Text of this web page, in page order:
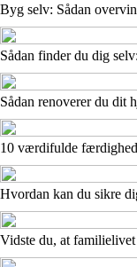
Byg selv: Sådan
Sådan finder du dig
Sådan renoverer du dit
10 værdifulde
Hvordan kan du sikre
Vidste du, at